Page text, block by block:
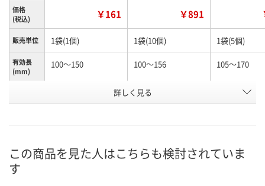
価格
(税込)
￥161 ￥891
販売単位 1袋(1個) 1袋(10個) 1袋(5個)
有効長
(mm)
100～150 100～156 105～170
N261156 K960603
詳しく見る
この商品を見た人はこちらも検討されていま
す